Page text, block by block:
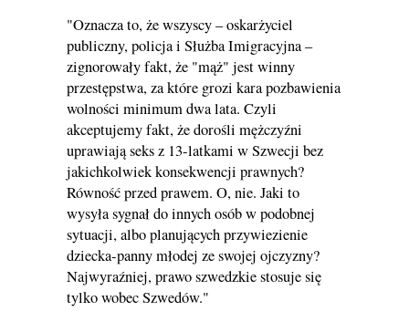
"Oznacza to, że wszyscy – oskarżyciel
publiczny, policja i Służba Imigracyjna –
zignorowały fakt, że "mąż" jest winny
przestępstwa, za które grozi kara pozbawienia
wolności minimum dwa lata. Czyli
akceptujemy fakt, że dorośli mężczyźni
uprawiają seks z 13-latkami w Szwecji bez
jakichkolwiek konsekwencji prawnych?
Równość przed prawem. O, nie. Jaki to
wysyła sygnał do innych osób w podobnej
sytuacji, albo planujących przywiezienie
dziecka-panny młodej ze swojej ojczyzny?
Najwyraźniej, prawo szwedzkie stosuje się
tylko wobec Szwedów."